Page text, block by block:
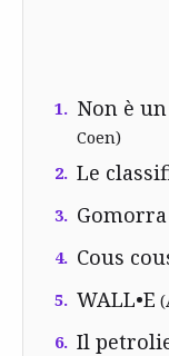
1. Non è
Coen)
2. Le
3. Gomorra
4. Cous
5. WALL•E
6. Il